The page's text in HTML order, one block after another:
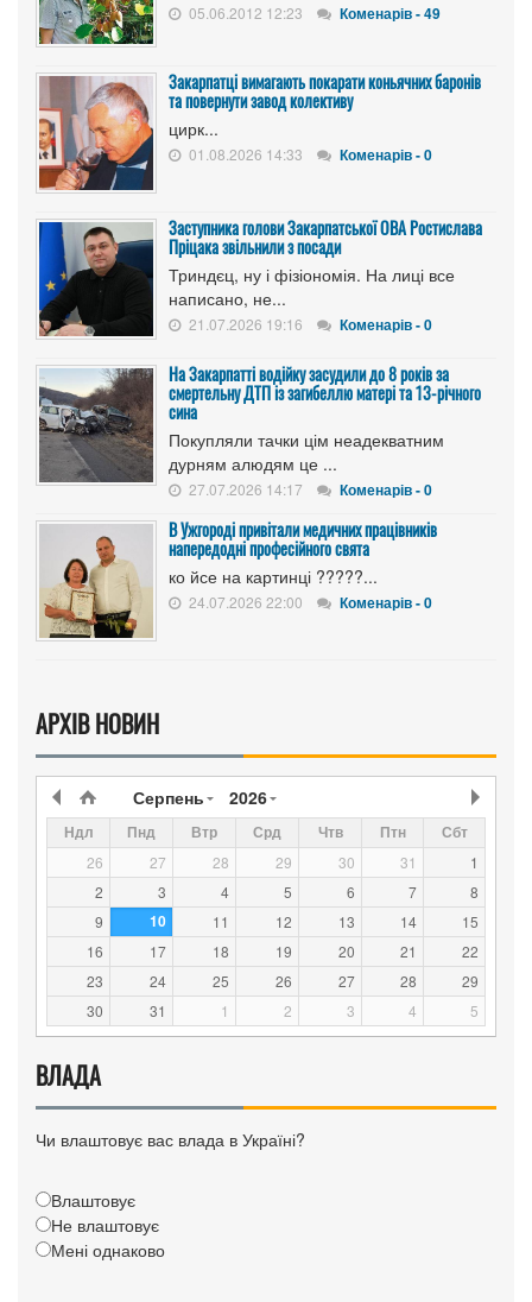
05.06.2012 12:23 Коменарів - 49
Закарпатці вимагають покарати коньячних баронів
та повернути завод колективу
цирк...
01.08.2026 14:33 Коменарів - 0
Заступника голови Закарпатської ОВА Ростислава
Пріцака звільнили з посади
Триндєц, ну і фізіономія. На лиці все
написано, не...
21.07.2026 19:16 Коменарів - 0
На Закарпатті водійку засудили до 8 років за
смертельну ДТП із загибеллю матері та 13-річного
сина
Покупляли тачки цім неадекватним
дурням алюдям це ...
27.07.2026 14:17 Коменарів - 0
В Ужгороді привітали медичних працівників
напередодні професійного свята
ко йсе на картинці ?????...
24.07.2026 22:00 Коменарів - 0
АРХІВ НОВИН
Серпень 2026
Ндл Пнд Втр Срд Чтв Птн Сбт
26 27 28 29 30 31
1
2
3 4 5 6 7
8
9
10 11 12 13 14
15
16
17 18 19 20 21
22
23
24 25 26 27 28
29
30
31 1 2 3 4 5
ВЛАДА
Чи влаштовує вас влада в Україні?
Влаштовує
Не влаштовує
Мені однаково